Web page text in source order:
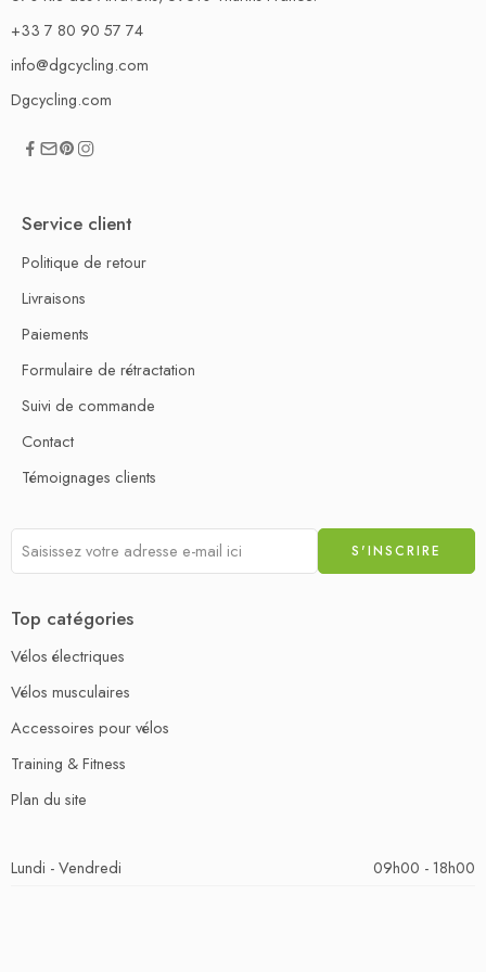
+33 7 80 90 57 74
info@dgcycling.com
Dgcycling.com
Service client
Politique de retour
Livraisons
Paiements
Formulaire de rétractation
Suivi de commande
Contact
Témoignages clients
Top catégories
Vélos électriques
Vélos musculaires
Accessoires pour vélos
Training & Fitness
Plan du site
Lundi - Vendredi 09h00 - 18h00